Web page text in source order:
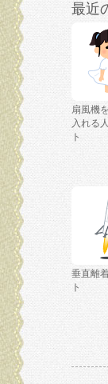
最近
扇風機
入れる
ト
垂直離
ト